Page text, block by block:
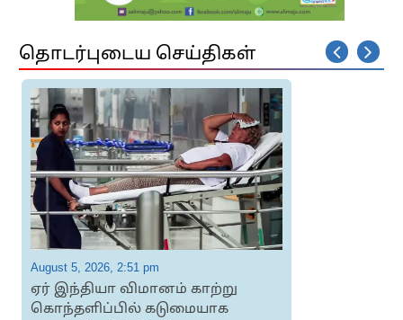
தொடர்புடைய செய்திகள்
August 5, 2026, 2:51 pm
ஏர் இந்தியா விமானம் காற்று
கொந்தளிப்பில் கடுமையாக